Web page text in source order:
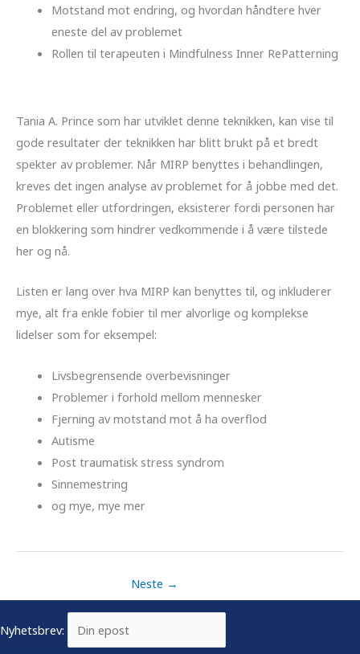
Motstand mot endring, og hvordan håndtere hver
eneste del av problemet
Rollen til terapeuten i Mindfulness Inner RePatterning
Tania A. Prince som har utviklet denne teknikken, kan vise til
gode resultater der teknikken har blitt brukt på et bredt
spekter av problemer. Når MIRP benyttes i behandlingen,
kreves det ingen analyse av problemet for å jobbe med det.
Problemet eller utfordringen, eksisterer fordi personen har
en blokkering som hindrer vedkommende i å være tilstede
her og nå.
Listen er lang over hva MIRP kan benyttes til, og inkluderer
mye, alt fra enkle fobier til mer alvorlige og komplekse
lidelser som for eksempel:
Livsbegrensende overbevisninger
Problemer i forhold mellom mennesker
Fjerning av motstand mot å ha overflod
Autisme
Post traumatisk stress syndrom
Sinnemestring
og mye, mye mer
Neste →
Nyhetsbrev: